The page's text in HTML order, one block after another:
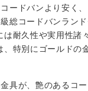
ードバンより安く
総コードバンラン
耐久性や実用性諸
特別にゴールドの
具が、艶のあるコ